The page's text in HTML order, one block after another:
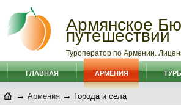
Армянское
путешествий
Туроператор по Армении.
ГЛАВНАЯ АРМЕНИЯ
→ Армения → Города и села